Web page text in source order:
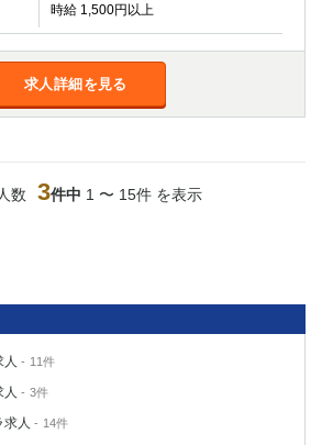
時給 1,500円以上
求人詳細を見る
数 3件中 1 〜 15件 を表示
人- 11件
人- 3件
求人- 14件
小山
宮西口）
ひたち野うしく